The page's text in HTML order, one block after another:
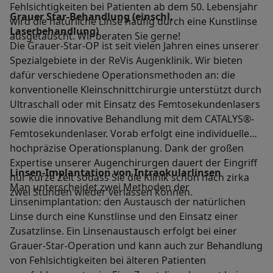
Fehlsichtigkeiten bei Patienten ab dem 50. Lebensjahr
wird die natürliche Linse häufig durch eine Kunstlinse
ausgetauscht. Wir beraten Sie gerne!
Grauer Star-Behandlung (einschl.
Laserbehandlung)
Die Grauer-Star-OP ist seit vielen Jahren eines unserer
Spezialgebiete in der ReVis Augenklinik. Wir bieten
dafür verschiedene Operationsmethoden an: die
konventionelle Kleinschnittchirurgie unterstützt durch
Ultraschall oder mit Einsatz des Femtosekundenlasers
sowie die innovative Behandlung mit dem CATALYS®-
Femtosekundenlaser. Vorab erfolgt eine individuelle
hochpräzise Operationsplanung. Dank der großen
Expertise unserer Augenchirurgen dauert der Eingriff
nur kurze Zeit sodass Sie die Klinik schon nach zirka
zwei Stunden wieder verlassen können.
Linsen-Implantation von Intraokularlinsen
Man unterscheidet zwei Methoden der
Linsenimplantation: den Austausch der natürlichen
Linse durch eine Kunstlinse und den Einsatz einer
Zusatzlinse. Ein Linsenaustausch erfolgt bei einer
Grauer-Star-Operation und kann auch zur Behandlung
von Fehlsichtigkeiten bei älteren Patienten